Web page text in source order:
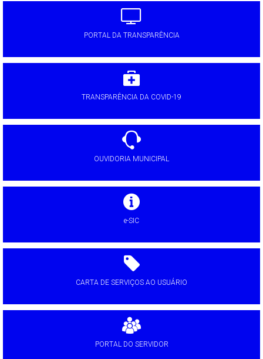
PORTAL DA TRANSPARÊNCIA
TRANSPARÊNCIA DA COVID-19
OUVIDORIA MUNICIPAL
e-SIC
CARTA DE SERVIÇOS AO USUÁRIO
PORTAL DO SERVIDOR